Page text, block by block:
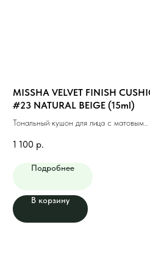
MISSHA VELVET FINISH
#23 NATURAL BEIGE (15ml)
Тональный кушон для лица с матовым
1 100 р.
Подробнее
В корзину